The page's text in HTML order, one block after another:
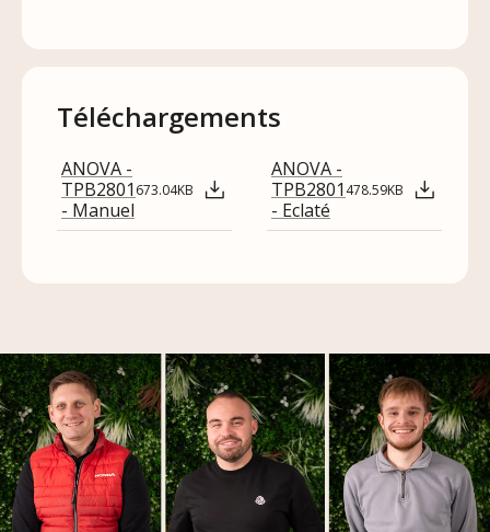
Téléchargements
ANOVA -
TPB2801
- Manuel
673.04KB
ANOVA -
TPB2801
- Eclaté
478.59KB